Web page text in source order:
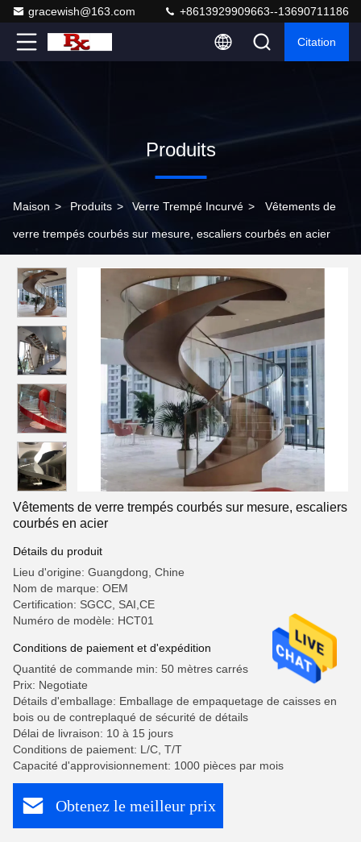
gracewish@163.com +8613929909663--13690711186
Citation
Produits
Maison > Produits > Verre Trempé Incurvé > Vêtements de
verre trempés courbés sur mesure, escaliers courbés en acier
Vêtements de verre trempés courbés sur mesure, escaliers
courbés en acier
Détails du produit
Lieu d'origine: Guangdong, Chine
Nom de marque: OEM
Certification: SGCC, SAI,CE
Numéro de modèle: HCT01
Conditions de paiement et d'expédition
Quantité de commande min: 50 mètres carrés
Prix: Negotiate
Détails d'emballage: Emballage de empaquetage de caisses en
bois ou de contreplaqué de sécurité de détails
Délai de livraison: 10 à 15 jours
Conditions de paiement: L/C, T/T
Capacité d'approvisionnement: 1000 pièces par mois
Obtenez le meilleur prix